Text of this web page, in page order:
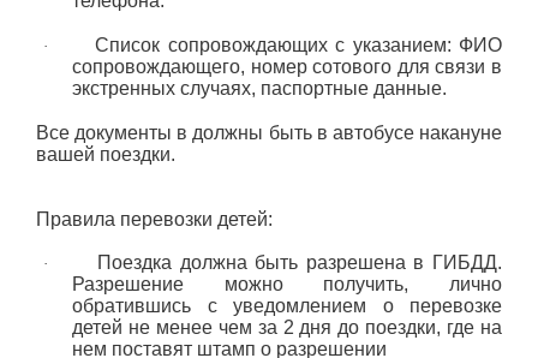
·
Список сопровождающих с указанием: ФИО
сопровождающего, номер сотового для связи в
экстренных случаях, паспортные данные.
Все документы в должны быть в автобусе накануне
вашей поездки.
Правила перевозки детей:
·
Поездка должна быть разрешена в ГИБДД.
Разрешение можно получить, лично
обратившись с уведомлением о перевозке
детей не менее чем за 2 дня до поездки, где на
нем поставят штамп о разрешении